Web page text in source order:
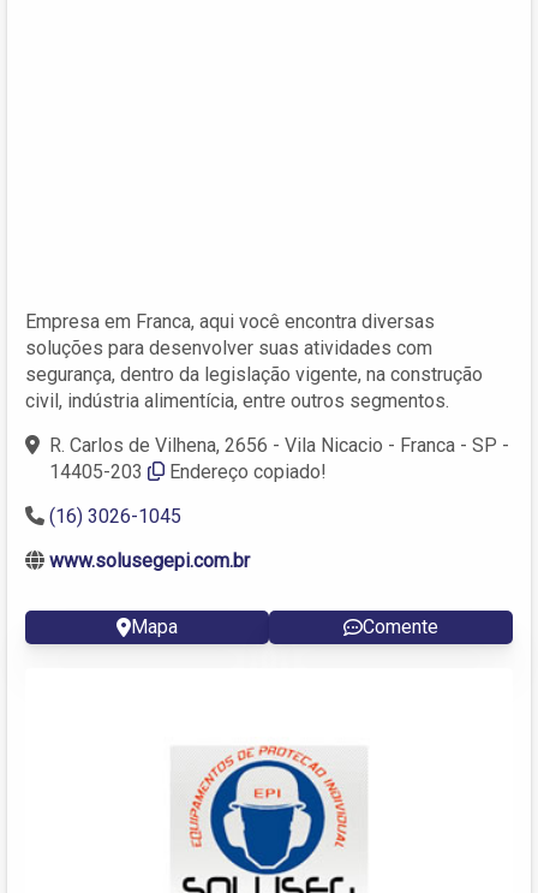
Empresa em Franca, aqui você encontra diversas
soluções para desenvolver suas atividades com
segurança, dentro da legislação vigente, na construção
civil, indústria alimentícia, entre outros segmentos.
R. Carlos de Vilhena, 2656 - Vila Nicacio - Franca - SP -
14405-203
Endereço copiado!
(16) 3026-1045
www.solusegepi.com.br
Mapa Comente